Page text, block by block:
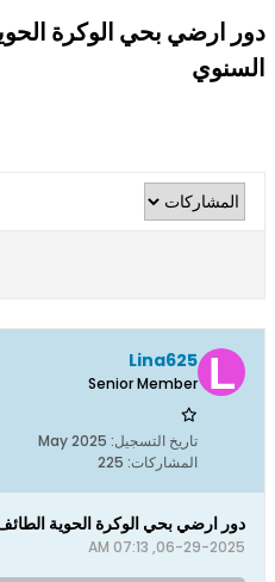
دور ارضي بحي الوكرة
السنوي
Lina625
Senior Member
تاريخ التسجيل: May 2025
المشاركات: 225
دور ارضي بحي الوكرة الحوية
06-29-2025, 07:13 AM